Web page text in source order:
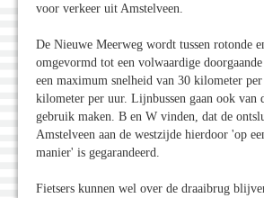
voor verkeer uit Amstelveen.
De Nieuwe Meerweg wordt tussen rotonde
omgevormd tot een volwaardige
een maximum snelheid van 30 kilometer
kilometer per uur. Lijnbussen gaan ook van
gebruik maken. B en W vinden, dat de
Amstelveen aan de westzijde hierdoor 'op
manier' is gegarandeerd.
Fietsers kunnen wel over de draaibrug